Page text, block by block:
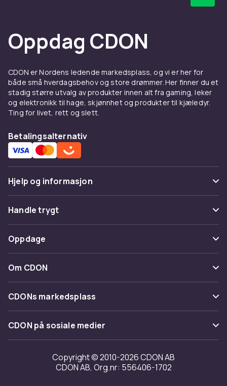
Oppdag CDON
CDON er Nordens ledende markedsplass, og vi er her for
både små hverdagsbehov og store drømmer. Her finner du et
stadig større utvalg av produkter innen alt fra gaming, leker
og elektronikk til hage, skjønnhet og produkter til kjæledyr.
Ting for livet, rett og slett.
Betalingsalternativ
Hjelp og informasjon
Vanlige spørsmål
Spor pakke
Angre & returner her
Kontakt oss
Handle trygt
Betaling
Levering
Tilbakekallinger
Oppdage
Kategorier
Varemerker
Om CDON
Om oss
Kundeanmeldelser
Jobbe på CDON
Investor relations
Tilgjengelighet
CDONs markedsplass
Merchant Help Center
CDON på sosiale medier
Copyright © 2010-2026 CDON AB
CDON AB, Org.nr: 556406-1702